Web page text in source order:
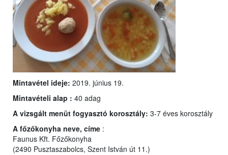
Mintavétel ideje: 2019. június 19.
Mintavételi alap : 40 adag
A vizsgált menüt fogyasztó korosztály: 3-7 éves korosztály
A főzőkonyha neve, címe :
Faunus Kft. Főzőkonyha
(2490 Pusztaszabolcs, Szent István út 11.)